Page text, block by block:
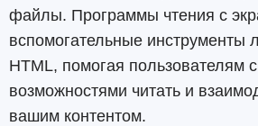
файлы. Программы чтения с
вспомогательные инструменты
HTML, помогая пользователям
возможностями читать и
вашим контентом.